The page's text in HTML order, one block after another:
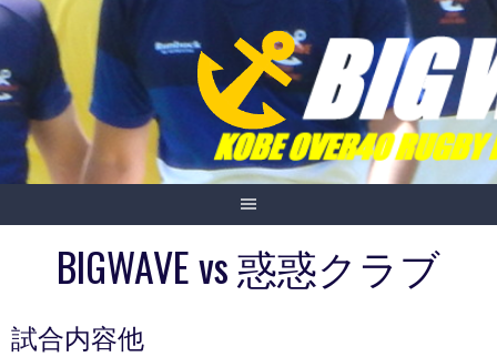
Skip
content
BIGWAVE vs 惑惑クラブ
試合内容他